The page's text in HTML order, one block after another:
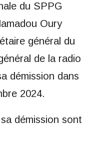
du SPPG
Oury
général du
de la radio
démission dans
2024.
démission sont